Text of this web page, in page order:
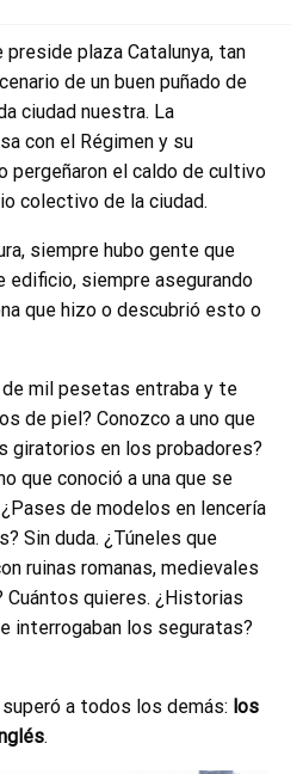
plaza Catalunya, tan
de un buen puñado de
ciudad nuestra. La
con el Régimen y su
pergeñaron el caldo de cultivo
colectivo de la ciudad.
siempre hubo gente que
edificio, siempre asegurando
que hizo o descubrió esto o
de mil pesetas entraba y te
de piel? Conozco a uno que
giratorios en los probadores?
que conoció a una que se
de modelos en lencería
Sin duda. ¿Túneles que
ruinas romanas, medievales
Cuántos quieres. ¿Historias
interrogaban los seguratas?
a todos los demás: los
.